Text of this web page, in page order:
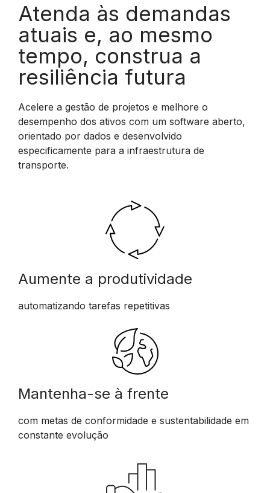
Atenda às demandas
atuais e, ao mesmo
tempo, construa a
resiliência futura
Acelere a gestão de projetos e melhore o
desempenho dos ativos com um software aberto,
orientado por dados e desenvolvido
especificamente para a infraestrutura de
transporte.
Aumente a produtividade
automatizando tarefas repetitivas
Mantenha-se à frente
com metas de conformidade e sustentabilidade em
constante evolução